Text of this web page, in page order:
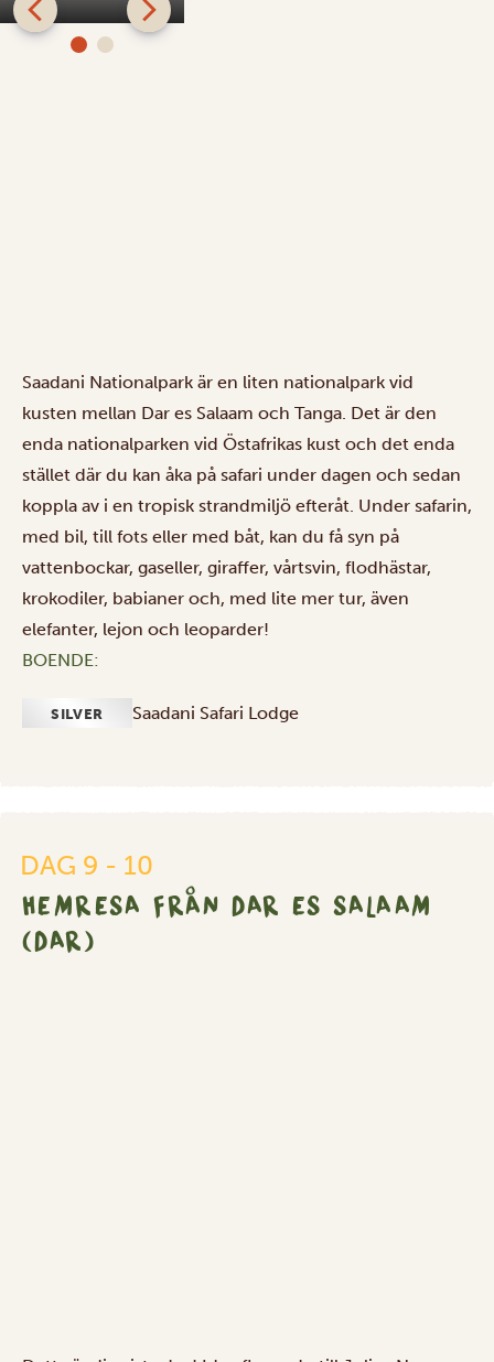
Saadani Nationalpark är en liten nationalpark vid
kusten mellan Dar es Salaam och Tanga. Det är den
enda nationalparken vid Östafrikas kust och det enda
stället där du kan åka på safari under dagen och sedan
koppla av i en tropisk strandmiljö efteråt. Under safarin,
med bil, till fots eller med båt, kan du få syn på
vattenbockar, gaseller, giraffer, vårtsvin, flodhästar,
krokodiler, babianer och, med lite mer tur, även
elefanter, lejon och leoparder!
BOENDE:
SILVER Saadani Safari Lodge
DAG 9 - 10
HEMRESA FRÅN DAR ES SALAAM
(DAR)
Dar
es
Salaam
(DAR)